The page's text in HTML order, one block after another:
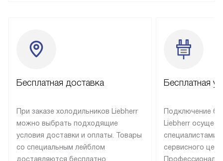
Бесплатная доставка
При заказе холодильников Liebherr
можно выбрать подходящие
условия доставки и оплаты. Товары
со специальным лейблом
доставляются бесплатно
Бесплатная
Подключение
Liebherr
специалистами
сервисного